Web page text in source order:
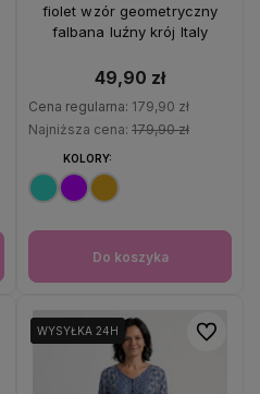
fiolet wzór geometryczny
falbana luźny krój Italy
49,90 zł
Cena regularna: 179,90 zł
Najniższa cena: 179,90 zł
KOLORY:
Do koszyka
WYSYŁKA 24H
WYSYŁKA 24H Do